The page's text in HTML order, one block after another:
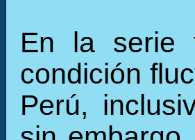
En la serie
condición
Perú,